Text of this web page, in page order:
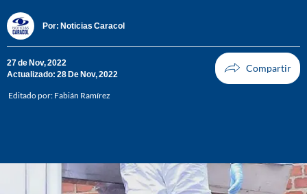
Por: Noticias Caracol
27 de Nov, 2022
Actualizado: 28 De Nov, 2022
Editado por: Fabián Ramírez